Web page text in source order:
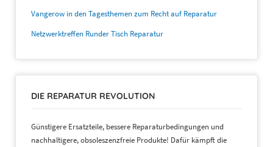
Vangerow in den Tagesthemen zum Recht auf Reparatur
Netzwerktreffen Runder Tisch Reparatur
DIE REPARATUR REVOLUTION
Günstigere Ersatzteile, bessere Reparaturbedingungen und
nachhaltigere, obsoleszenzfreie Produkte! Dafür kämpft die